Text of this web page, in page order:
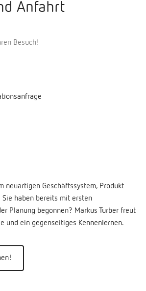
Anfahrt
Besuch!
neuartigen Geschäftssystem, Produkt
haben bereits mit ersten
Planung begonnen? Markus Turber freut
und ein gegenseitiges Kennenlernen.